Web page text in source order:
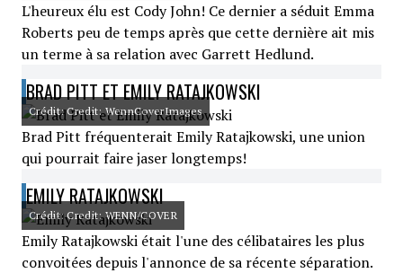
L'heureux élu est Cody John! Ce dernier a séduit Emma
Roberts peu de temps après que cette dernière ait mis
un terme à sa relation avec Garrett Hedlund.
BRAD PITT ET EMILY RATAJKOWSKI
Crédit: Credit: WennCoverImages
Brad Pitt fréquenterait Emily Ratajkowski, une union
qui pourrait faire jaser longtemps!
EMILY RATAJKOWSKI
Crédit: Credit: WENN/COVER
Emily Ratajkowski était l'une des célibataires les plus
convoitées depuis l'annonce de sa récente séparation.